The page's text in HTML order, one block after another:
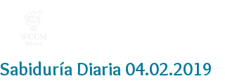
Sabiduría Diaria 04.02.2019